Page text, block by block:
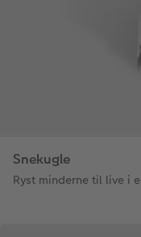
Snekugle
Ryst minderne til live i